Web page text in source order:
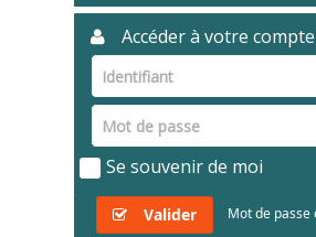
Accéder à votre compte
Se souvenir de moi
Valider Mot de passe